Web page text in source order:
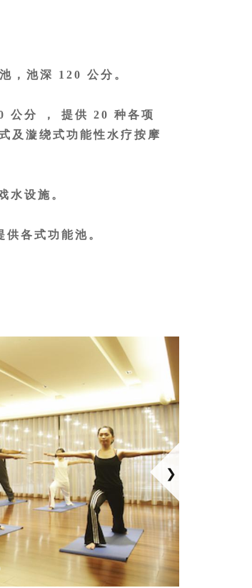
，池深 120 公分。
公分 ， 提供 20 种各项
及漩绕式功能性水疗按摩
水设施。
各式功能池。
入时请小心行走，并且
分（约200至300㏄）可促
养品，不可穿着沙滩裤及